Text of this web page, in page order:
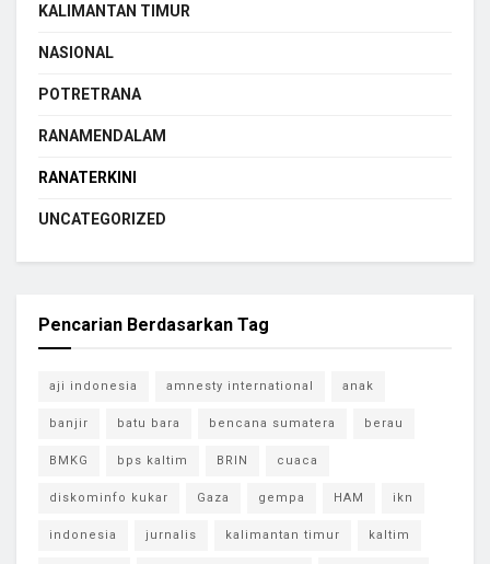
KALIMANTAN TIMUR
NASIONAL
POTRETRANA
RANAMENDALAM
RANATERKINI
UNCATEGORIZED
Pencarian Berdasarkan Tag
aji indonesia amnesty international anak
banjir batu bara bencana sumatera berau
BMKG bps kaltim BRIN cuaca
diskominfo kukar Gaza gempa HAM ikn
indonesia jurnalis kalimantan timur kaltim